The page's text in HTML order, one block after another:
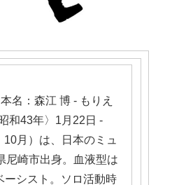
本名：森江 博 - もりえ
和43年〉1月22日 -
月）は、日本のミュ
尼崎市出身。血液型は
ーシスト。ソロ活動時